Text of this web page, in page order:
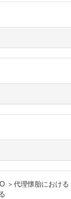
代理懐胎におけ